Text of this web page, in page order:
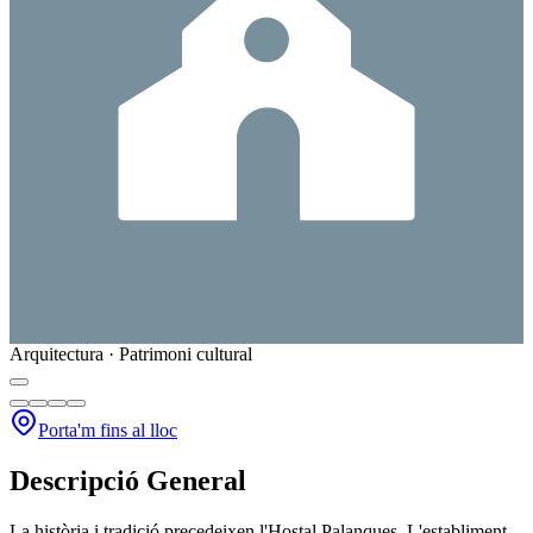
Arquitectura · Patrimoni cultural
Porta'm fins al lloc
Descripció General